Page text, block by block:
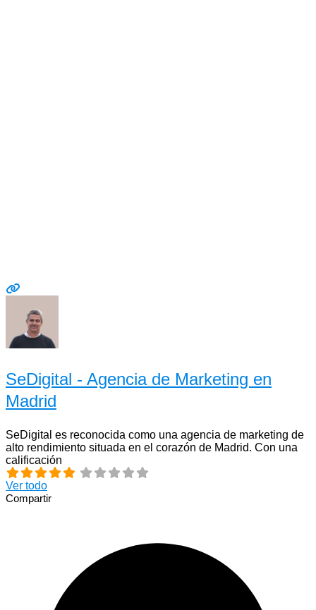
SeDigital - Agencia de Marketing en
Madrid
SeDigital es reconocida como una agencia de marketing de
alto rendimiento situada en el corazón de Madrid. Con una
calificación
Ver todo
Compartir